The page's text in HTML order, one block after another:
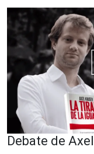
Debate de